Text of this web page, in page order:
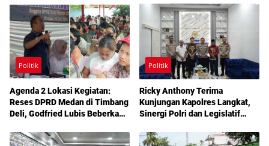
Berobat Gratis Bermodal KTP
Politik
Agenda 2 Lokasi Kegiatan:
Reses DPRD Medan di Timbang
Deli, Godfried Lubis Beberkan
Layanan Kesehatan Gratis
Politik
Ricky Anthony Terima
Kunjungan Kapolres Langkat,
Sinergi Polri dan Legislatif